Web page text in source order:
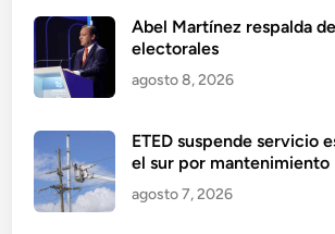
Abel Martínez respalda
electorales
agosto 8, 2026
ETED suspende servicio
el sur por mantenimiento
agosto 7, 2026